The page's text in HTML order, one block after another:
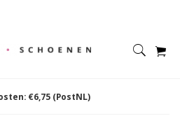
€6,75 (PostNL)